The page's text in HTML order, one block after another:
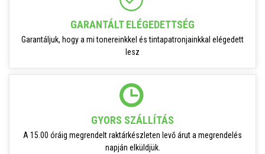
GARANTÁLT ELÉGEDETTSÉG
Garantáljuk, hogy a mi tonereinkkel és tintapatronjainkkal elégedett
lesz
GYORS SZÁLLÍTÁS
A 15.00 óráig megrendelt raktárkészleten levő árut a megrendelés
napján elküldjük.